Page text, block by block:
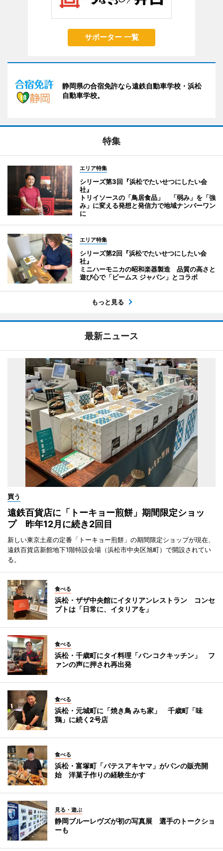
サポーター 一覧
静岡県の合宿免許なら遠鉄自動車学校・浜松
自動車学校。
特集
エリア特集
シリーズ第3回『浜松でたいせつにしたい会
社』
トリイソースの「鳥居食品」 「弱み」を「強
み」に変える発想と発信力で地域ナンバーワン
に
エリア特集
シリーズ第2回『浜松でたいせつにしたい会
社』
ミニハーモニカの昭和楽器製造 品質の高さと
遊び心で「ビームス ジャパン」とコラボ
もっと見る
最新ニュース
買う
遠鉄百貨店に「トーキョー煎餅」期間限定ショッ
プ 昨年12月に続き2回目
新しい東京土産の定番「トーキョー煎餅」の期間限定ショップが現在、
遠鉄百貨店新館地下1階特設会場（浜松市中央区旭町）で開設されてい
る。
食べる
浜松・ザザ中央館にイタリアンレストラン コンセ
プトは「日常に、イタリアを」
食べる
浜松・千歳町にタイ料理「バンコクキッチン」 フ
ァンの声に押され再出発
食べる
浜松・元城町に「焼き鳥 みち家」 千歳町「味
鶏」に続く2号店
食べる
浜松・富塚町「パテスアキヤマ」がパンの販売開
始 洋菓子作りの経験生かす
見る・遊ぶ
静岡ブルーレヴズが初の写真展 選手のトークショ
ーも